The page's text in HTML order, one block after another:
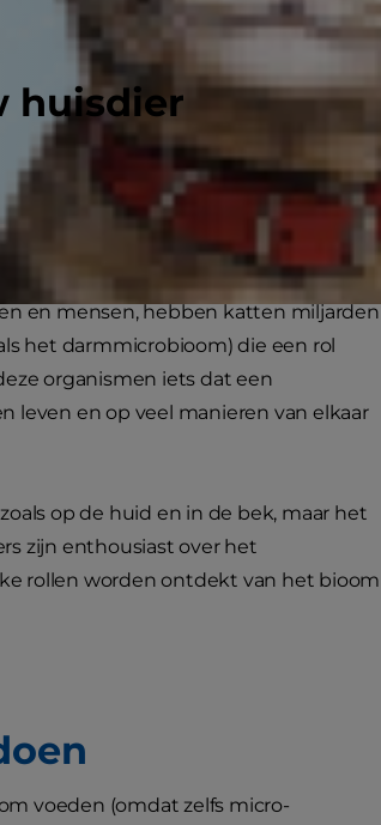
huisdier
en mensen, hebben katten miljarden
het darmmicrobioom) die een rol
organismen iets dat een
leven en op veel manieren van elkaar
op de huid en in de bek, maar het
zijn enthousiast over het
rollen worden ontdekt van het bioom
voeden (omdat zelfs micro-